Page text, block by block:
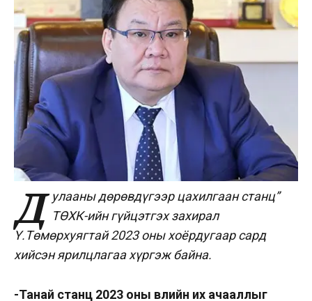
Д улааны дөрөвдүгээр цахилгаан станц”
ТӨХК-ийн гүйцэтгэх захирал
Ү.Төмөрхуягтай2023 оны хоёрдугаар сард
хийсэн ярилцлагаа хүргэж байна.
-Танай станц 2023 оны өвлийн их ачааллыг